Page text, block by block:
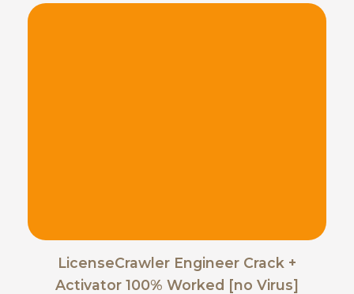
LicenseCrawler Engineer Crack +
Activator 100% Worked [no Virus]